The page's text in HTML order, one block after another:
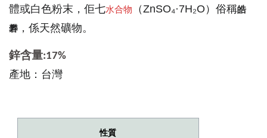
體或白色粉末，佢七水合物 （ZnSO₄·7H₂O）俗稱皓
礬 ，係天然礦物。
鋅含量:17%
產地：台灣
性質